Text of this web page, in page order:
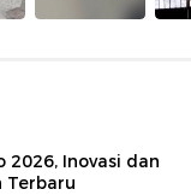
2026, Inovasi dan
Terbaru